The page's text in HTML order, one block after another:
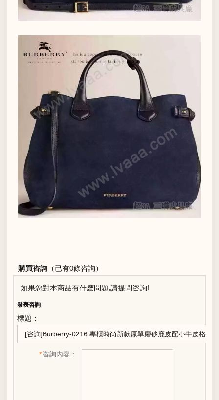
購買咨詢 （已有0條咨詢）
如果您對本商品有什麽問題,請提問咨詢!
發表咨詢
標題：
*咨詢內容：